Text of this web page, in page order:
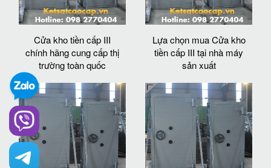
Cửa kho tiền cấp III
chính hãng cung cấp thị
trường toàn quốc
Lựa chọn mua Cửa kho
tiền cấp III tại nhà máy
sản xuất